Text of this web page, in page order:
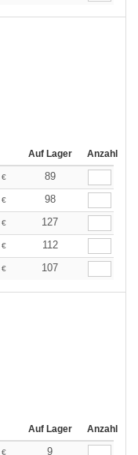
Auf Lager Anzahl
€
89
€
98
€
127
€
112
€ 107
Auf Lager Anzahl
€ 9